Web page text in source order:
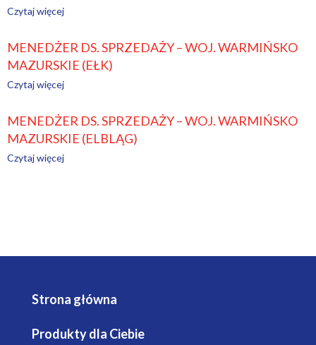
Czytaj więcej
MENEDŻER DS. SPRZEDAŻY – WOJ. WARMIŃSKO
MAZURSKIE (EŁK)
Czytaj więcej
MENEDŻER DS. SPRZEDAŻY – WOJ. WARMIŃSKO
MAZURSKIE (ELBLĄG)
Czytaj więcej
Strona główna
Produkty dla Ciebie